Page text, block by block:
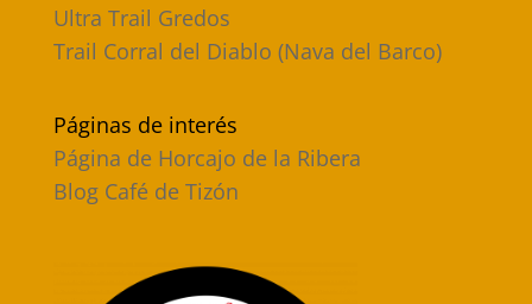
Ultra Trail Gredos
Trail Corral del Diablo (Nava del Barco)
Páginas de interés
Página de Horcajo de la Ribera
Blog Café de Tizón